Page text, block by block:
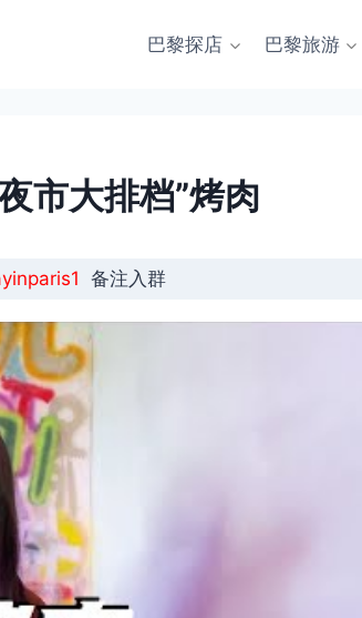
巴黎探店 巴黎旅游
市大排档”烤肉
备注入群